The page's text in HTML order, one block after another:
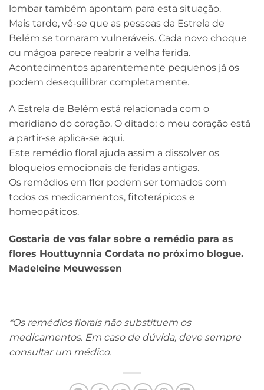
lombar também apontam para esta situação.
Mais tarde, vê-se que as pessoas da Estrela de
Belém se tornaram vulneráveis. Cada novo choque
ou mágoa parece reabrir a velha ferida.
Acontecimentos aparentemente pequenos já os
podem desequilibrar completamente.
A Estrela de Belém está relacionada com o
meridiano do coração. O ditado: o meu coração está
a partir-se aplica-se aqui.
Este remédio floral ajuda assim a dissolver os
bloqueios emocionais de feridas antigas.
Os remédios em flor podem ser tomados com
todos os medicamentos, fitoterápicos e
homeopáticos.
Gostaria de vos falar sobre o remédio para as
flores Houttuynnia Cordata no próximo blogue.
Madeleine Meuwessen
*Os remédios florais não substituem os
medicamentos. Em caso de dúvida, deve sempre
consultar um médico.